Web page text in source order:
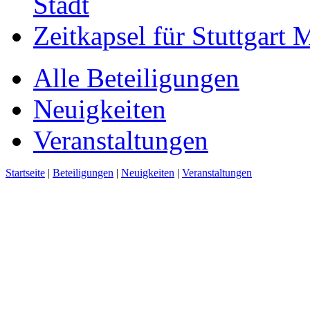
Zeitkapsel für Stuttgart
Alle Beteiligungen
Neuigkeiten
Veranstaltungen
Startseite | Beteiligungen | Neuigkeiten | Veranstaltungen